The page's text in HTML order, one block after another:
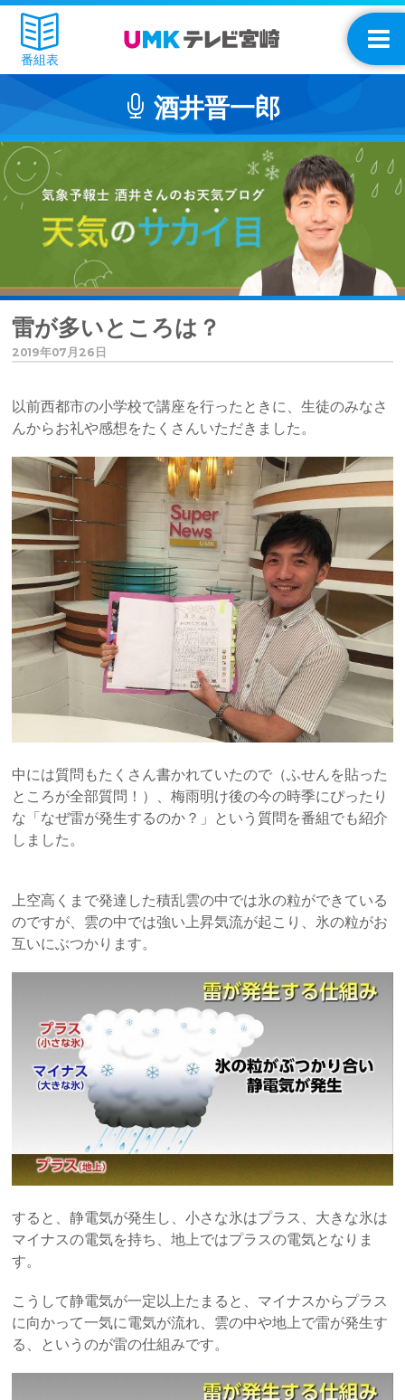
番組表
酒井晋一郎
雷が多いところは？
2019年07月26日
以前西都市の小学校で講座を行ったときに、生徒のみなさ
んからお礼や感想をたくさんいただきました。
中には質問もたくさん書かれていたので（ふせんを貼った
ところが全部質問！）、梅雨明け後の今の時季にぴったり
な「なぜ雷が発生するのか？」という質問を番組でも紹介
しました。
上空高くまで発達した積乱雲の中では氷の粒ができている
のですが、雲の中では強い上昇気流が起こり、氷の粒がお
互いにぶつかります。
すると、静電気が発生し、小さな氷はプラス、大きな氷は
マイナスの電気を持ち、地上ではプラスの電気となりま
す。
こうして静電気が一定以上たまると、マイナスからプラス
に向かって一気に電気が流れ、雲の中や地上で雷が発生す
る、というのが雷の仕組みです。